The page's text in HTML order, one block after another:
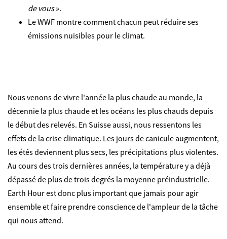
de vous».
Le WWF montre comment chacun peut réduire ses
émissions nuisibles pour le climat.
Nous venons de vivre l'année la plus chaude au monde, la
décennie la plus chaude et les océans les plus chauds depuis
le début des relevés. En Suisse aussi, nous ressentons les
effets de la crise climatique. Les jours de canicule augmentent,
les étés deviennent plus secs, les précipitations plus violentes.
Au cours des trois dernières années, la température y a déjà
dépassé de plus de trois degrés la moyenne préindustrielle.
Earth Hour est donc plus important que jamais pour agir
ensemble et faire prendre conscience de l'ampleur de la tâche
qui nous attend.